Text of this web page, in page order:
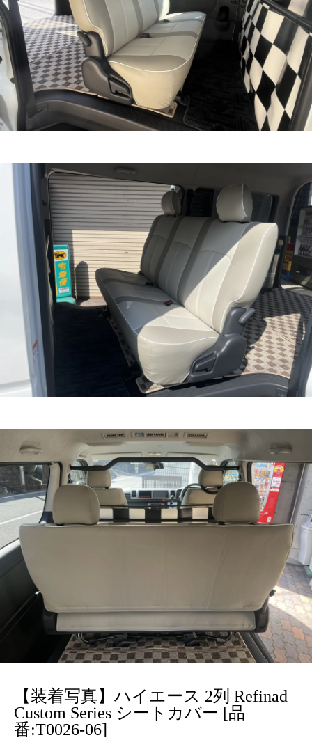
【装着写真】ハイエース 2列 Refinad
Custom Series シートカバー [品
番:T0026-06]